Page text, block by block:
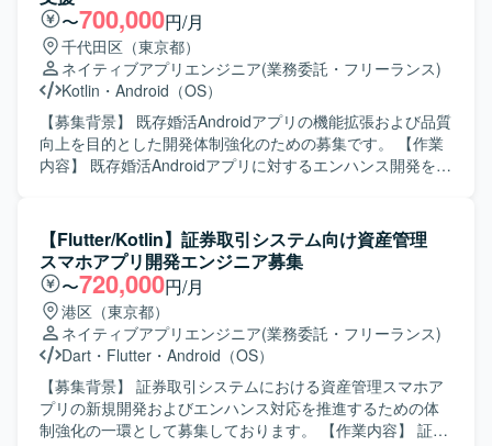
〜700,000円/月
千代田区（東京都）
ネイティブアプリエンジニア(業務委託・フリーランス)
Kotlin ・ Android（OS）
【募集背景】 既存婚活Androidアプリの機能拡張および品質
向上を目的とした開発体制強化のための募集です。 【作業
内容】 既存婚活Androidアプリに対するエンハンス開発を行
担当していただきます。また、チームメンバーや他チーム
と連携しながら、仕様調整やレビュー対応も行っていただ
きます。 【求める人物像】 チーム開発を前提に円滑なコミ
ュニケーションが取れ、自ら課題を発見し改善提案ができ
る方を求めています。既存の設計やテスト方針を尊重しつ
つ、より良いアーキテクチャや開発プロセスを意識して取
り組める方が望ましいです。 【ポジションの魅力】 コンシ
ューマ向け婚活アプリの開発に携わることで、多くのユー
ザーに影響力のあるサービス開発経験を積むことができま
す。既存プロダクトのエンハンス開発を通じて、アーキテ
【Flutter/Kotlin】証券取引システム向け資産管理
スマホアプリ開発エンジニア募集
〜720,000円/月
港区（東京都）
ネイティブアプリエンジニア(業務委託・フリーランス)
Dart ・ Flutter ・ Android（OS）
【募集背景】 証券取引システムにおける資産管理スマホア
プリの新規開発およびエンハンス対応を推進するための体
制強化の一環として募集しております。 【作業内容】 証券